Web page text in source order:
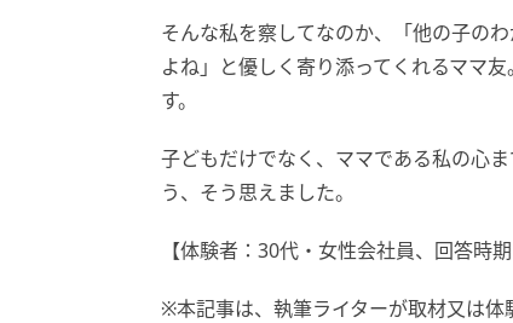
そんな私を察してなのか、「他の子の
よね」と優しく寄り添ってくれるママ
す。
子どもだけでなく、ママである私の心
う、そう思えました。
【体験者：30代・女性会社員、回答時
※本記事は、執筆ライターが取材又は